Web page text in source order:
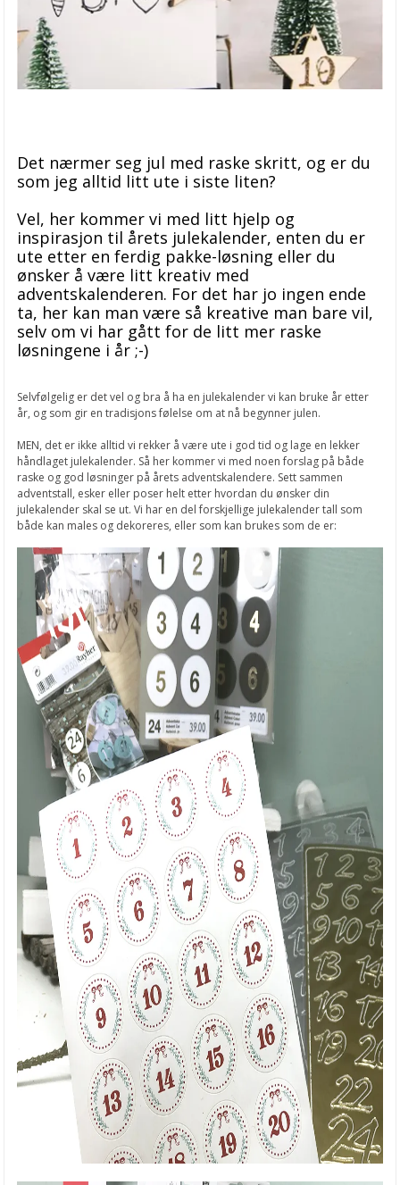
Det nærmer seg jul med raske skritt, og er du
som jeg alltid litt ute i siste liten?
Vel, her kommer vi med litt hjelp og
inspirasjon til årets julekalender, enten du er
ute etter en ferdig pakke-løsning eller du
ønsker å være litt kreativ med
adventskalenderen. For det har jo ingen ende
ta, her kan man være så kreative man bare vil,
selv om vi har gått for de litt mer raske
løsningene i år ;-)
Selvfølgelig er det vel og bra å ha en julekalender vi kan bruke år etter
år, og som gir en tradisjons følelse om at nå begynner julen.
MEN, det er ikke alltid vi rekker å være ute i god tid og lage en lekker
håndlaget julekalender. Så her kommer vi med noen forslag på både
raske og god løsninger på årets adventskalendere. Sett sammen
adventstall, esker eller poser helt etter hvordan du ønsker din
julekalender skal se ut. Vi har en del forskjellige julekalender tall som
både kan males og dekoreres, eller som kan brukes som de er: